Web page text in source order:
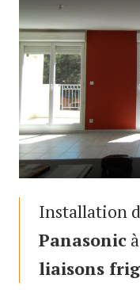
Installation
Panasonic à
liaisons